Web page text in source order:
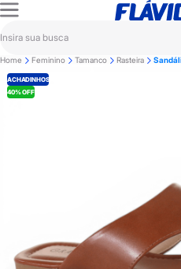
Home Feminino Tamanco Rasteira
40% OFF
ACHADINHOS